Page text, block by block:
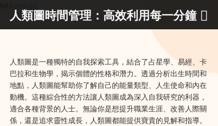
人類圖時間管理：高效利用每一分鐘
人類圖是一種獨特的自我探索工具，結合了占星學、易經、卡
巴拉和生物學，揭示個體的性格和潛力。透過分析出生時間和
地點，人類圖能幫助你了解自己的能量類型、人生使命和內在
動機。這種綜合性的方法讓人類圖成為深入自我研究的利器，
適合各種背景的人士。無論你是想提升職業生涯、改善人際關
係，還是追求靈性成長，人類圖都能提供寶貴的見解和指導。